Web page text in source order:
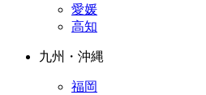
愛媛
高知
九州・沖縄
福岡